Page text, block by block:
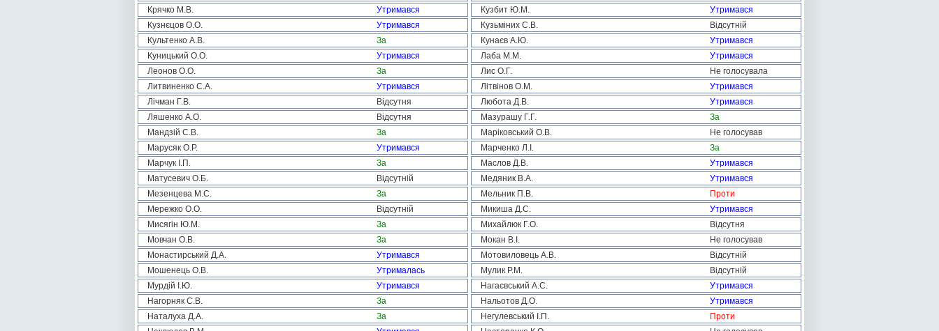
Крячко М.В.
Утримався Кузбит Ю.М.
Утримався
Кузнєцов О.О.
Утримався Кузьміних С.В.
Відсутній
Культенко А.В.
За Кунаєв А.Ю.
Утримався
Куницький О.О.
Утримався Лаба М.М.
Утримався
Леонов О.О.
За Лис О.Г.
Не голосувала
Литвиненко С.А.
Утримався Літвінов О.М.
Утримався
Лічман Г.В.
Відсутня Любота Д.В.
Утримався
Ляшенко А.О.
Відсутня Мазурашу Г.Г.
За
Мандзій С.В.
За Маріковський О.В.
Не голосував
Марусяк О.Р.
Утримався Марченко Л.І.
За
Марчук І.П.
За Маслов Д.В.
Утримався
Матусевич О.Б.
Відсутній Медяник В.А.
Утримався
Мезенцева М.С.
За Мельник П.В.
Проти
Мережко О.О.
Відсутній Микиша Д.С.
Утримався
Мисягін Ю.М.
За Михайлюк Г.О.
Відсутня
Мовчан О.В.
За Мокан В.І.
Не голосував
Монастирський Д.А.
Утримався Мотовиловець А.В.
Відсутній
Мошенець О.В.
Утрималась Мулик Р.М.
Відсутній
Мурдій І.Ю.
Утримався Нагаєвський А.С.
Утримався
Нагорняк С.В.
За Нальотов Д.О.
Утримався
Наталуха Д.А.
За Негулевський І.П.
Проти